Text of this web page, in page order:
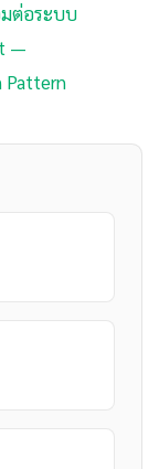
มต่อระบบ
—
Pattern